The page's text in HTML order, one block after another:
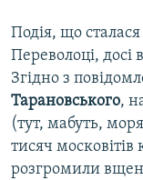
Подія, що
Переволоці, досі
Згідно з
Тарановського,
(тут, мабуть,
тисяч московітів
розгромили